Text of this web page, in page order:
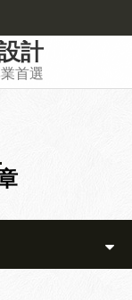
計
首選